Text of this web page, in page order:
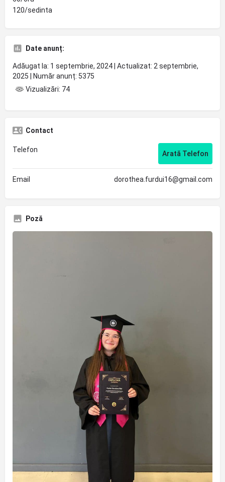
120/sedinta
Date anunț:
Adăugat la: 1 septembrie, 2024 | Actualizat: 2 septembrie,
2025 | Număr anunț: 5375
Vizualizări: 74
Contact
Telefon Arată Telefon
Email dorothea.furdui16@gmail.com
Poză